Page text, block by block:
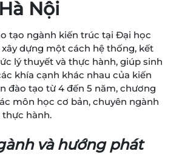
Nội
tạo ngành kiến trúc tại Đại học
dựng một cách hệ thống, kết
lý thuyết và thực hành, giúp sinh
khía cạnh khác nhau của kiến
đào tạo từ 4 đến 5 năm, chương
môn học cơ bản, chuyên ngành
thực hành.
và hướng phát